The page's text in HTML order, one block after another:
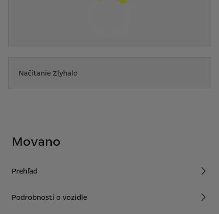
Načítanie Zlyhalo
Movano
Prehľad
Podrobnosti o vozidle